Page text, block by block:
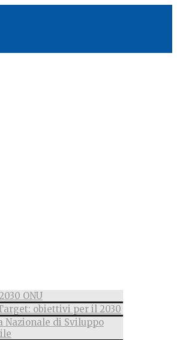
ONU
obiettivi per il 2030
Nazionale di Sviluppo